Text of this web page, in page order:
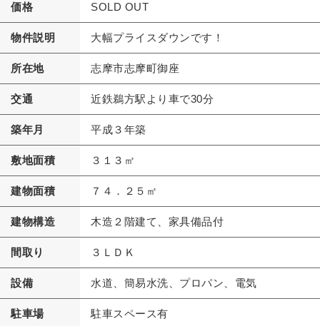
価格 SOLD OUT
物件説明 大幅プライスダウンです！
所在地 志摩市志摩町御座
交通 近鉄鵜方駅より車で30分
築年月 平成３年築
敷地面積 ３１３㎡
建物面積 ７４．２５㎡
建物構造 木造２階建て、家具備品付
間取り ３ＬＤＫ
設備 水道、簡易水洗、プロパン、電気
駐車場 駐車スペース有